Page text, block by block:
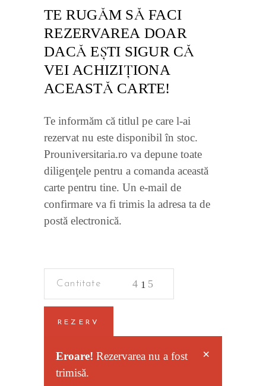
TE RUGĂM SĂ FACI
REZERVAREA DOAR
DACĂ EŞTI SIGUR CĂ
VEI ACHIZIŢIONA
ACEASTĂ CARTE!
Te informăm că titlul pe care l-ai
rezervat nu este disponibil în stoc.
Prouniversitaria.ro va depune toate
diligenţele pentru a comanda această
carte pentru tine. Un e-mail de
confirmare va fi trimis la adresa ta de
postă electronică.
REZERV
×
Eroare! Rezervarea nu a fost
trimisă.